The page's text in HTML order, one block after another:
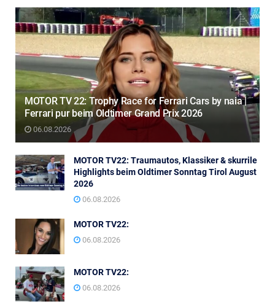
MOTOR TV 22: Trophy Race for Ferrari Cars by naia |
Ferrari pur beim Oldtimer Grand Prix 2026
06.08.2026
MOTOR TV22: Traumautos, Klassiker & skurrile
Highlights beim Oldtimer Sonntag Tirol August
2026
06.08.2026
MOTOR TV22:
06.08.2026
MOTOR TV22:
06.08.2026